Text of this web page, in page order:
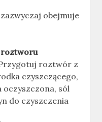
obejmuje
roztwór z
czyszczącego,
oczyszczona, sól
do czyszczenia